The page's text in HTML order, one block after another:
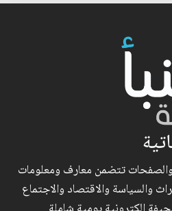
تتضمن معارف ومعلومات
والسياسة والاقتصاد والاجتماع